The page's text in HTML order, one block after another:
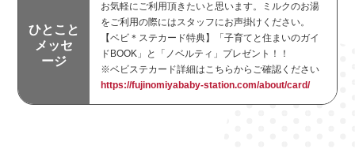
ひとこと
メッセ
ージ
お気軽にご利用頂きたいと思います。ミルクのお湯
をご利用の際にはスタッフにお声掛けください。
【ベビ＊ステカード特典】「子育てと住まいのガイ
ドBOOK」と「ノベルティ」プレゼント！！
※ベビステカード詳細はこちらからご確認ください
https://fujinomiyababy-station.com/about/card/